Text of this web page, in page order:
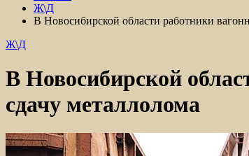
Ж\Д
В Новосибирской области работники
Ж\Д
В Новосибирской
сдачу металлолома